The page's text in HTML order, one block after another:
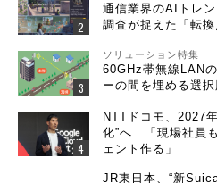
通信業界のAIトレ
調査が捉えた「転換
ソリューション特集
60GHz帯無線LAN
ーの間を埋める選択
NTTドコモ、2027
化”へ 「現場社員
ェント作る」
JR東日本、“新